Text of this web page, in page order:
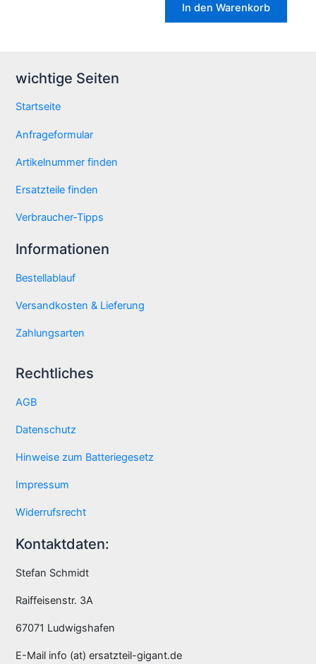
In den Warenkorb
wichtige Seiten
Startseite
Anfrageformular
Artikelnummer finden
Ersatzteile finden
Verbraucher-Tipps
Informationen
Bestellablauf
Versandkosten & Lieferung
Zahlungsarten
Rechtliches
AGB
Datenschutz
Hinweise zum Batteriegesetz
Impressum
Widerrufsrecht
Kontaktdaten:
Stefan Schmidt
Raiffeisenstr. 3A
67071 Ludwigshafen
E-Mail info (at) ersatzteil-gigant.de